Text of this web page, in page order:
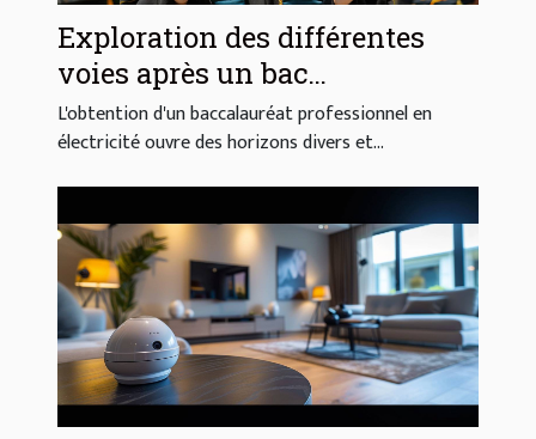
Exploration des différentes
voies après un bac
professionnel en électricité
L'obtention d'un baccalauréat professionnel en
électricité ouvre des horizons divers et...